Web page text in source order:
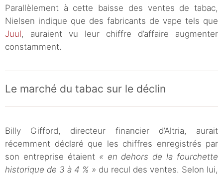
Parallèlement à cette baisse des ventes de tabac,
Nielsen indique que des fabricants de vape tels que
Juul, auraient vu leur chiffre d’affaire augmenter
constamment.
Le marché du tabac sur le déclin
Billy Gifford, directeur financier d’Altria, aurait
récemment déclaré que les chiffres enregistrés par
son entreprise étaient « en dehors de la fourchette
historique de 3 à 4 % » du recul des ventes. Selon lui,